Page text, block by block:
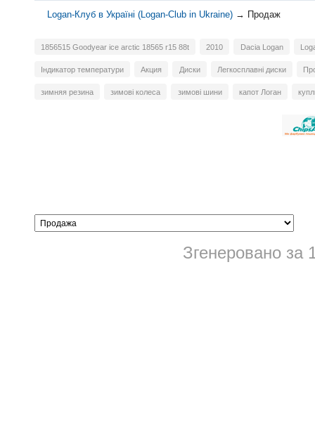
Logan-Клуб в Україні (Logan-Club in Ukraine) → Продаж
1856515 Goodyear ice arctic 18565 r15 88t 2010 Dacia Logan
Індикатор температури Акция Диски Легкосплавні диски
зимняя резина зимові колеса зимові шини капот Логан
Згенеровано за